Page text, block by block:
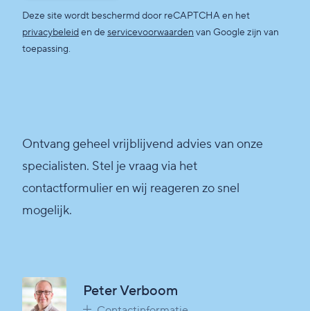
Deze site wordt beschermd door reCAPTCHA en het
privacybeleiden de servicevoorwaarden van Google zijn van
toepassing.
Ontvang geheel vrijblijvend advies van onze
specialisten. Stel je vraag via het
contactformulier en wij reageren zo snel
mogelijk.
Peter Verboom